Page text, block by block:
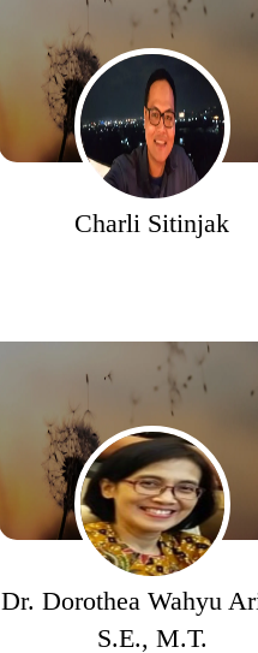
Charli Sitinjak
Dr. Dorothea Wahyu
S.E., M.T.